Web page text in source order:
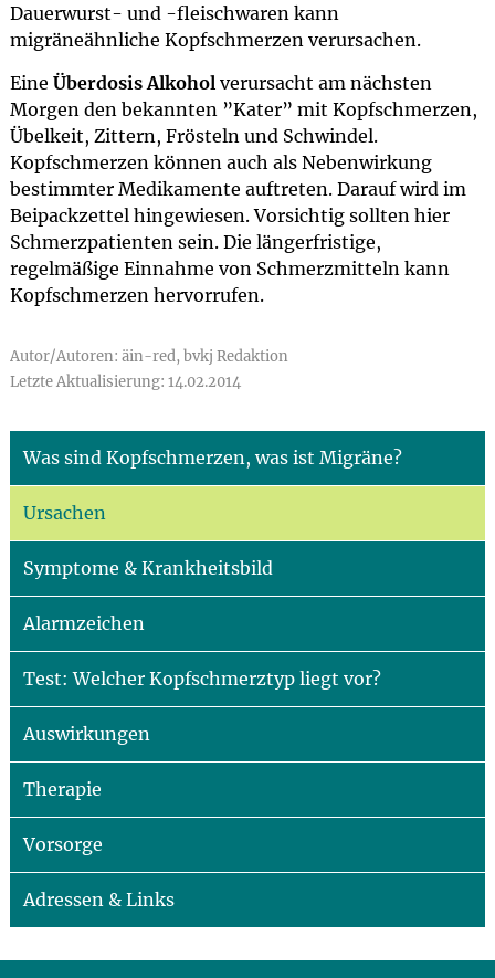
Dauerwurst- und -fleischwaren kann
migräneähnliche Kopfschmerzen verursachen.
Eine Überdosis Alkohol verursacht am nächsten
Morgen den bekannten ”Kater” mit Kopfschmerzen,
Übelkeit, Zittern, Frösteln und Schwindel.
Kopfschmerzen können auch als Nebenwirkung
bestimmter Medikamente auftreten. Darauf wird im
Beipackzettel hingewiesen. Vorsichtig sollten hier
Schmerzpatienten sein. Die längerfristige,
regelmäßige Einnahme von Schmerzmitteln kann
Kopfschmerzen hervorrufen.
Autor/Autoren: äin-red, bvkj Redaktion
Letzte Aktualisierung: 14.02.2014
Was sind Kopfschmerzen, was ist Migräne?
Ursachen
Symptome & Krankheitsbild
Alarmzeichen
Test: Welcher Kopfschmerztyp liegt vor?
Auswirkungen
Therapie
Vorsorge
Adressen & Links